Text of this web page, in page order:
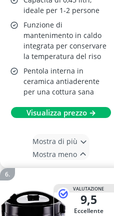
ideale per 1-2 persone
Funzione di
mantenimento in caldo
integrata per conservare
la temperatura del riso
Pentola interna in
ceramica antiaderente
per una cottura sana
Visualizza prezzo →
Mostra di più
Mostra meno
VALUTAZIONE
9,5
Eccellente